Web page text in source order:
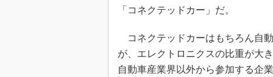
「コネクテッドカー」だ。
コネクテッドカーはもちろん自
が、エレクトロニクスの比重が大
自動車産業界以外から参加する企